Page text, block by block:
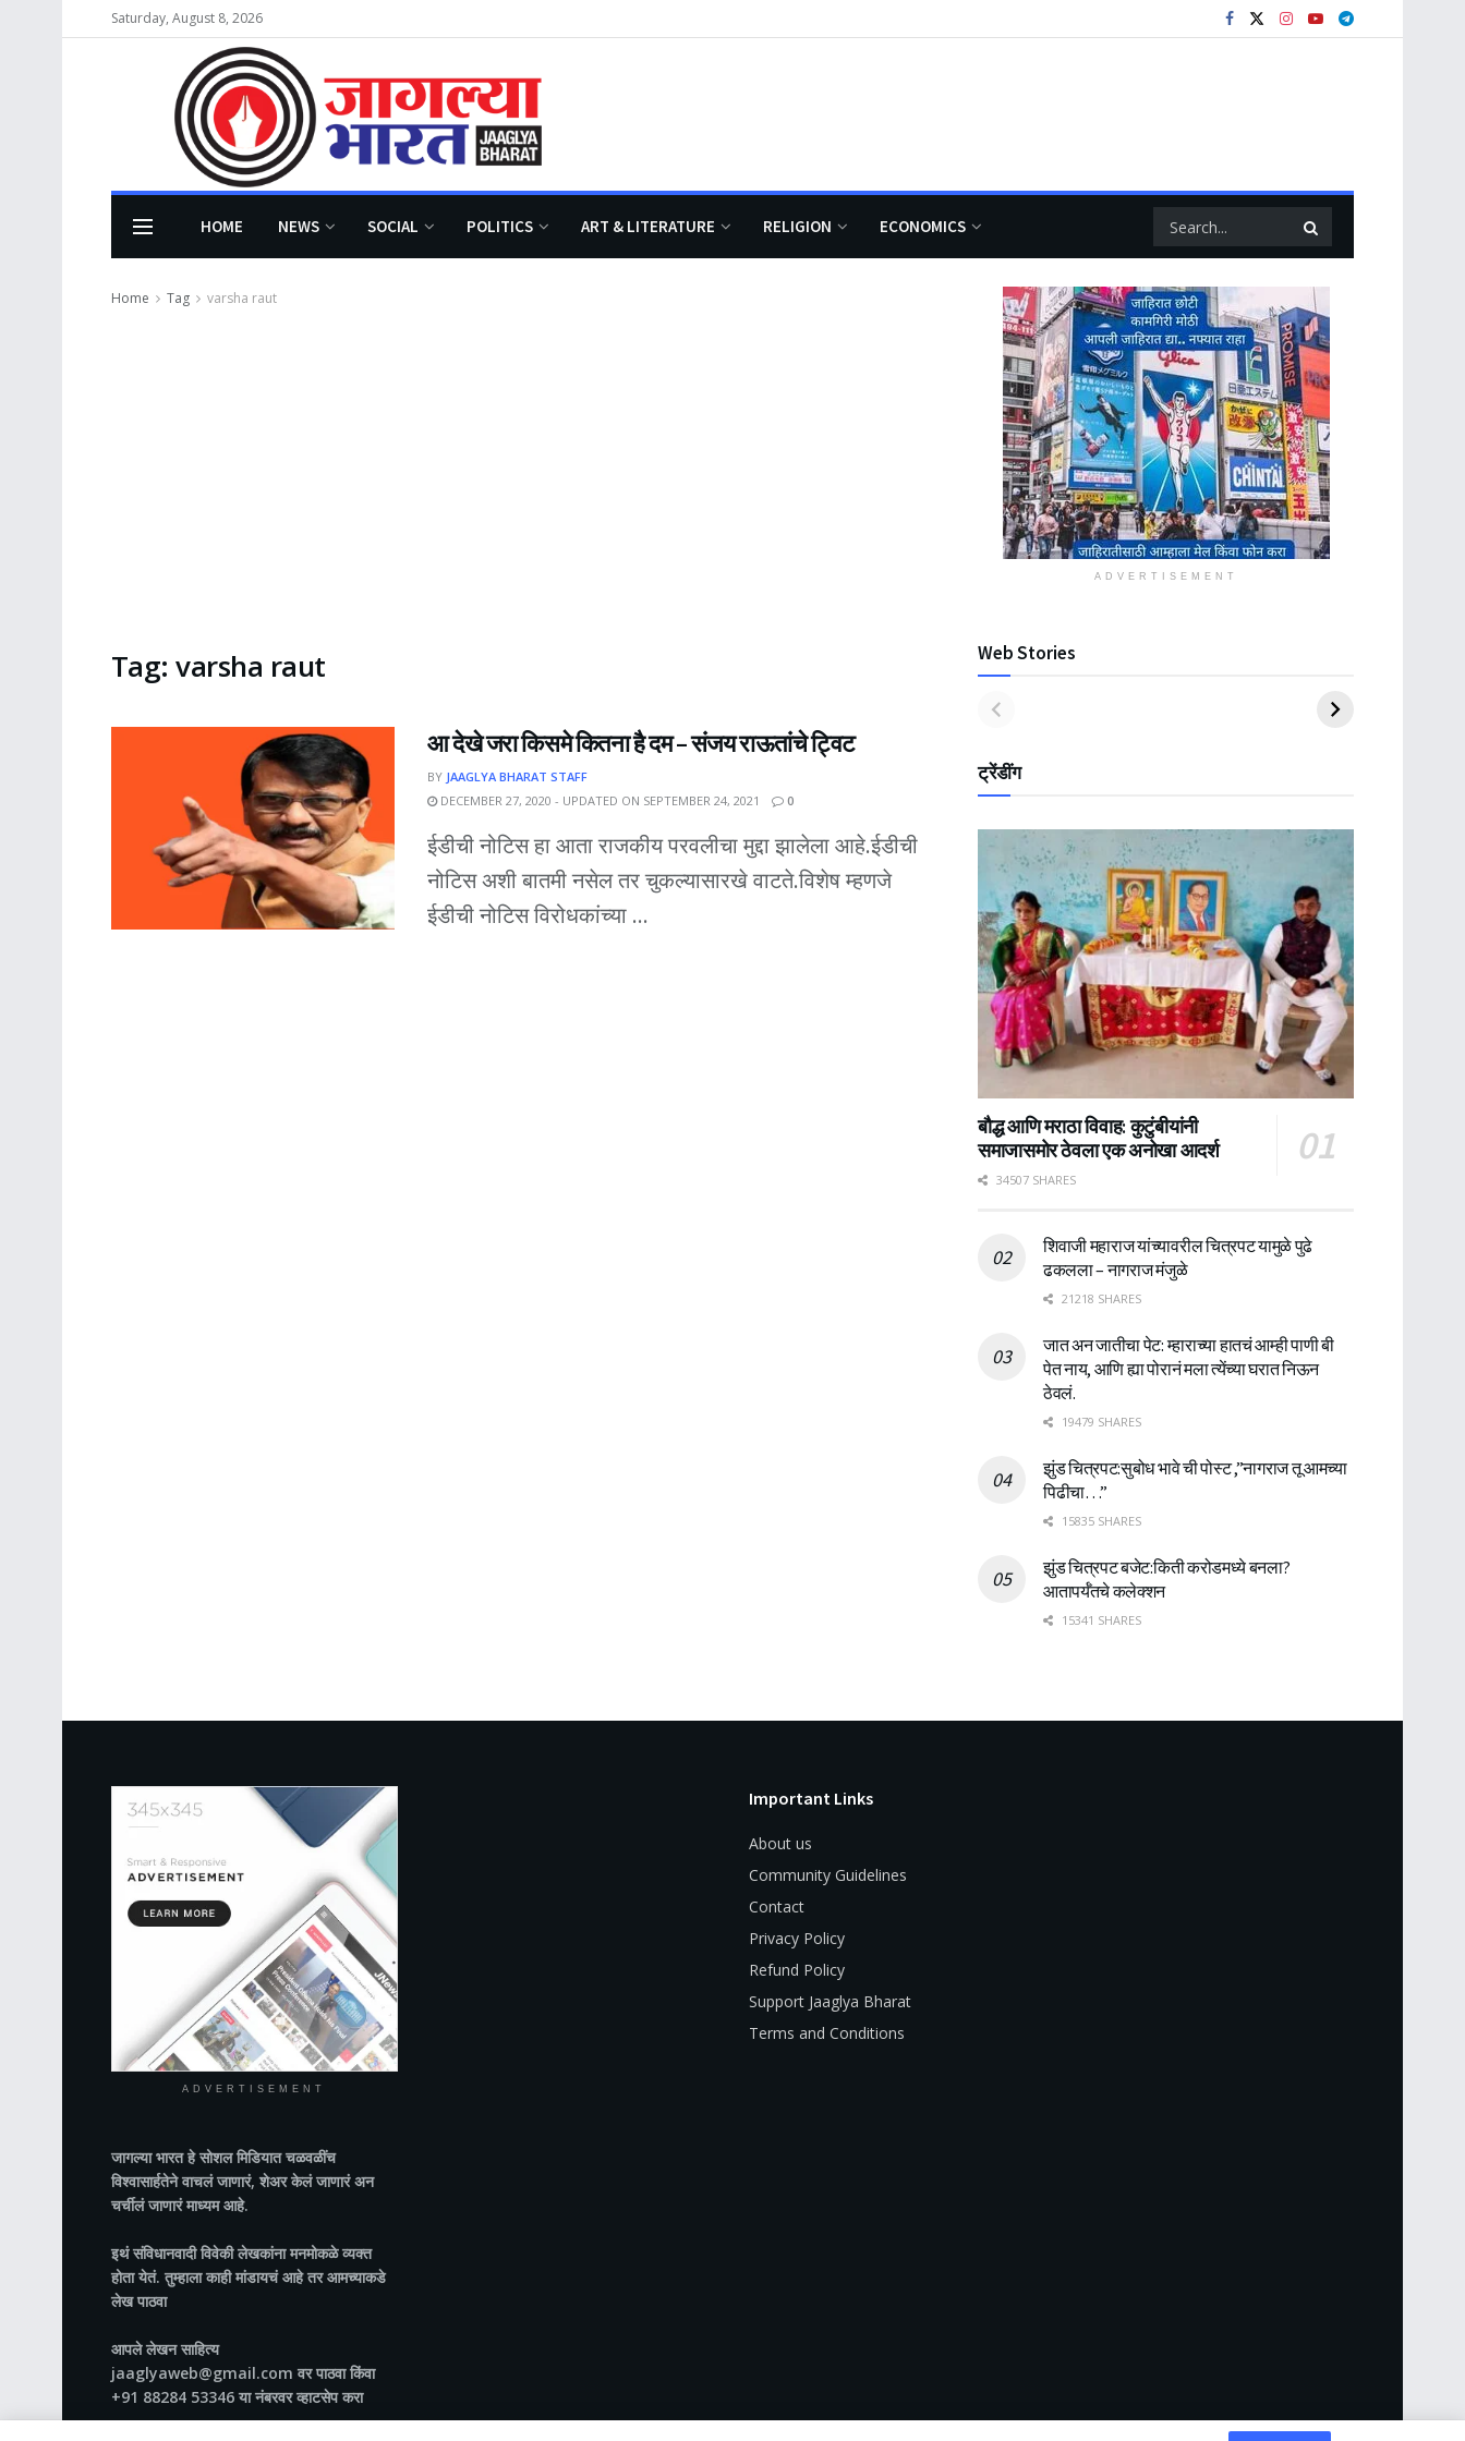
Saturday, August 8, 2026
HOME NEWS SOCIAL POLITICS ART & LITERATURE RELIGION ECONOMICS
Home Tag varsha raut
Tag:varsha raut
आ देखे जरा किसमे कितना है दम – संजय राऊतांचे ट्विट
BY JAAGLYA BHARAT STAFF
DECEMBER 27, 2020 - UPDATED ON SEPTEMBER 24, 2021
0
ईडीची नोटिस हा आता राजकीय परवलीचा मुद्दा झालेला आहे.ईडीची
नोटिस अशी बातमी नसेल तर चुकल्यासारखे वाटते.विशेष म्हणजे
ईडीची नोटिस विरोधकांच्या ...
ADVERTISEMENT
Web Stories
ट्रेंडींग
बौद्ध आणि मराठा विवाह: कुटुंबीयांनी
समाजासमोर ठेवला एक अनोखा आदर्श
34507 SHARES
शिवाजी महाराज यांच्यावरील चित्रपट यामुळे पुढे
ढकलला – नागराज मंजुळे
21218 SHARES
जात अन जातीचा पेट: म्हाराच्या हातचं आम्ही पाणी बी
पेत नाय, आणि ह्या पोरानं मला त्येंच्या घरात निऊन
ठेवलं.
19479 SHARES
झुंड चित्रपट:सुबोध भावे ची पोस्ट ,”नागराज तू आमच्या
पिढीचा…”
15835 SHARES
झुंड चित्रपट बजेट:किती करोडमध्ये बनला?
आतापर्यँतचे कलेक्शन
15341 SHARES
ADVERTISEMENT
जागल्या भारतहे सोशल मिडियात चळवळींच
विश्वासार्हतेने वाचलं जाणारं, शेअर केलं जाणारं अन
चर्चीलं जाणारं माध्यम आहे.
इथं संविधानवादी विवेकी लेखकांना मनमोकळे व्यक्त
होता येतं. तुम्हाला काही मांडायचं आहे तर आमच्याकडे
लेख पाठवा
आपले लेखन साहित्य
jaaglyaweb@gmail.com वर पाठवा किंवा
+91 88284 53346 या नंबरवर व्हाटसेप करा
Important Links
About us
Community Guidelines
Contact
Privacy Policy
Refund Policy
Support Jaaglya Bharat
Terms and Conditions